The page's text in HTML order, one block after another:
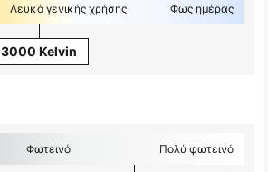
Λευκό γενικής χρήσης Φως ημέρας
3000 Kelvin
Φωτεινό Πολύ φωτεινό